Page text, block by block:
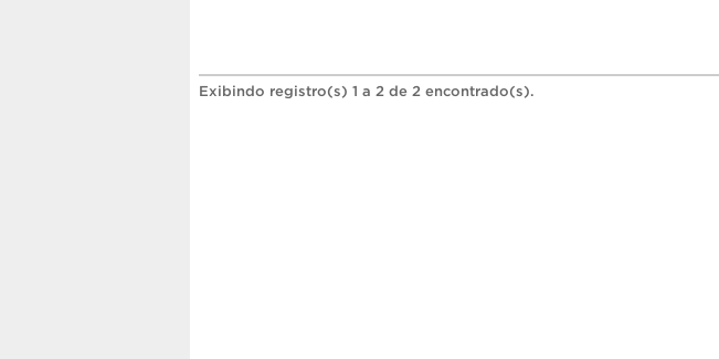
Exibindo registro(s) 1 a 2 de 2 encontrado(s).